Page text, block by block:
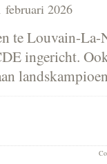
februari 2026
te Louvain-La-
ingericht.